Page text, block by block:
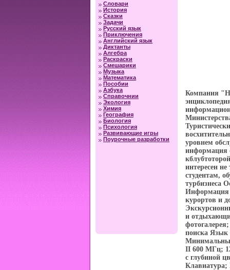
Словари
История
Сказки
Задачи
Русский язык
Приключения
Английский язык
Диктанты
Алгебра
Раскраски
Смешарики
Музыка
Математика
Пособии
Азбука
Справочнии
Экология
Химия
География
Биология
Психология
Развивающие игры
Поурочные разработки
Компания
уровнем
информация
интересен
студентам,
турбизнеса
Информация
курортов и
и
поиска Язык
II 600 МГц;
с глубиной